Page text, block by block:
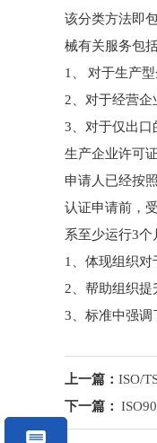
该分类方法即
械有关服务包
1、 对于生产
2、对于经营
3、对于仅出口
生产企业许可
申请人已经按
认证申请前，
系至少运行3个
1、体现组织对
2、帮助组织提
3、标准中强调
上一篇： ISO/
下一篇：